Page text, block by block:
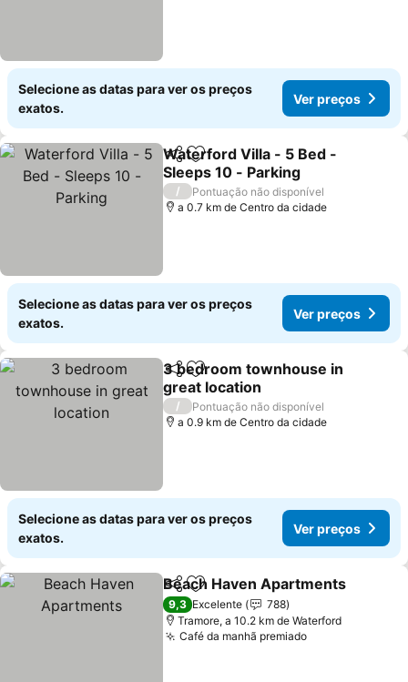
Selecione as datas para ver os preços
exatos.
Ver preços
PartilharAdicionar aos favoritos
Waterford Villa - 5 Bed -
Sleeps 10 - Parking
Ver preços
/
Pontuação não disponível
a 0.7 km de Centro da cidade
Selecione as datas para ver os preços
exatos.
Ver preços
PartilharAdicionar aos favoritos
3 bedroom townhouse in
great location
Ver preços
/
Pontuação não disponível
a 0.9 km de Centro da cidade
Selecione as datas para ver os preços
exatos.
Ver preços
PartilharAdicionar aos favoritos
Beach Haven Apartments
9,3 Excelente
788
Tramore, a 10.2 km de Waterford
Café da manhã premiadoVer preços